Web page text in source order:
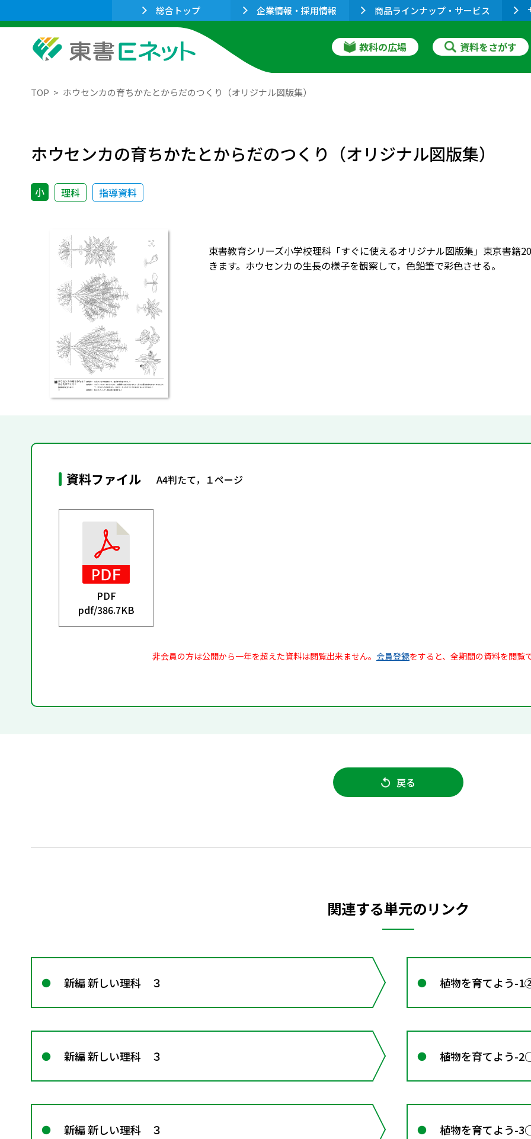
総合トップ 企業情報・採用情報 商品ラインナップ・サービス
教科の広場 資料をさがす
TOP ホウセンカの育ちかたとからだのつくり（オリジナル図版集）
ホウセンカの育ちかたとからだのつくり（オリジナル図版集）
小 理科 指導資料
東書教育シリーズ小学校理科「すぐに使えるオリジナル図版集」東京書籍
きます。ホウセンカの生長の様子を観察して，色鉛筆で彩色させる。
資料ファイル A4判たて，１ページ
PDF
pdf/386.7KB
非会員の方は公開から一年を超えた資料は閲覧出来ません。 会員登録をすると、全期間の資料を閲覧
戻る
関連する単元のリンク
新編 新しい理科 ３ 植物を育てよう-
新編 新しい理科 ３ 植物を育てよう-
新編 新しい理科 ３ 植物を育てよう-